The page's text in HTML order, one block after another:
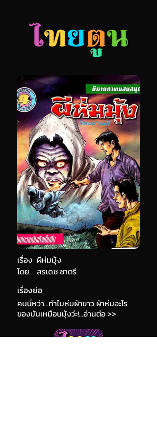
เรื่อง ผีห่มมุ้ง
สรเดช ชาตรี
โดย
เรื่องย่อ
คนนี่หว่า...ทำไมห่มผ้าขาว ผ้าห่มอะไร
ของมันเหมือนมุ้งว่ะ!...อ่านต่อ >>